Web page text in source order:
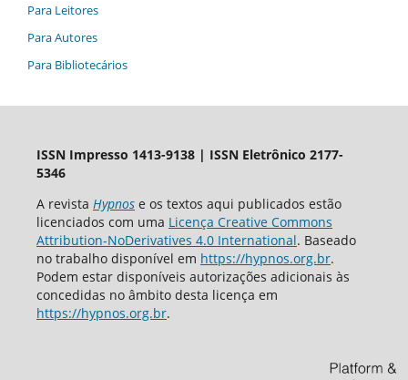
Para Leitores
Para Autores
Para Bibliotecários
ISSN Impresso 1413-9138 | ISSN Eletrônico 2177-
5346
A revista Hypnose os textos aqui publicados estão
licenciados com uma Licença Creative Commons
Attribution-NoDerivatives 4.0 International. Baseado
no trabalho disponível em https://hypnos.org.br.
Podem estar disponíveis autorizações adicionais às
concedidas no âmbito desta licença em
https://hypnos.org.br.